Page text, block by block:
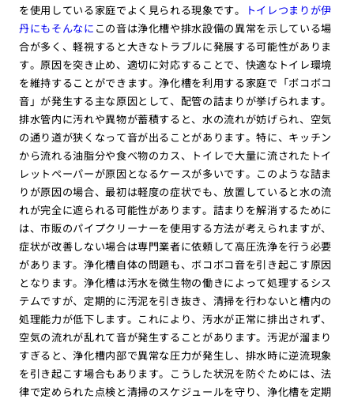
を使用している家庭でよく見られる現象です。
トイレつまりが伊
丹にもそんなに この音は浄化槽や排水設備の異常を示している場
合が多く、軽視すると大きなトラブルに発展する可能性がありま
す。原因を突き止め、適切に対応することで、快適なトイレ環境
を維持することができます。浄化槽を利用する家庭で「ボコボコ
音」が発生する主な原因として、配管の詰まりが挙げられます。
排水管内に汚れや異物が蓄積すると、水の流れが妨げられ、空気
の通り道が狭くなって音が出ることがあります。特に、キッチン
から流れる油脂分や食べ物のカス、トイレで大量に流されたトイ
レットペーパーが原因となるケースが多いです。このような詰ま
りが原因の場合、最初は軽度の症状でも、放置していると水の流
れが完全に遮られる可能性があります。詰まりを解消するために
は、市販のパイプクリーナーを使用する方法が考えられますが、
症状が改善しない場合は専門業者に依頼して高圧洗浄を行う必要
があります。浄化槽自体の問題も、ボコボコ音を引き起こす原因
となります。浄化槽は汚水を微生物の働きによって処理するシス
テムですが、定期的に汚泥を引き抜き、清掃を行わないと槽内の
処理能力が低下します。これにより、汚水が正常に排出されず、
空気の流れが乱れて音が発生することがあります。汚泥が溜まり
すぎると、浄化槽内部で異常な圧力が発生し、排水時に逆流現象
を引き起こす場合もあります。こうした状況を防ぐためには、法
律で定められた点検と清掃のスケジュールを守り、浄化槽を定期